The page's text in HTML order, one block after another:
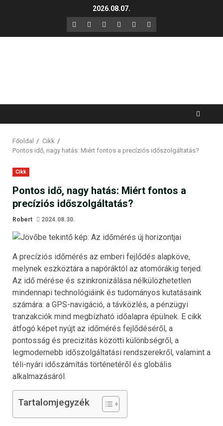
2026.08.07.
F X LinkedIn
YouTube
Instagram
GitHub
Főoldal
Cikk
Pontos idő, nagy hatás: Miért fontos a precíziós időszolgáltatás?
Cikk
Pontos idő, nagy hatás: Miért fontos a
precíziós időszolgáltatás?
Robert 2024.08.30.
A precíziós időmérés az emberi fejlődés alapköve,
melynek eszköztára a napóráktól az atomórákig terjed.
Az idő mérése és szinkronizálása nélkülözhetetlen
mindennapi technológiáink és tudományos kutatásaink
számára: a GPS-navigáció, a távközlés, a pénzügyi
tranzakciók mind megbízható időalapra épülnek. E cikk
átfogó képet nyújt az időmérés fejlődéséről, a
pontosság és precizitás közötti különbségről, a
legmodernebb időszolgáltatási rendszerekről, valamint a
téli-nyári időszámítás történetéről és globális
alkalmazásáról.
Tartalomjegyzék